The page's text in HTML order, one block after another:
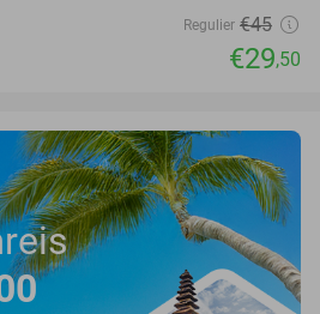
Regulier €45
€29,50